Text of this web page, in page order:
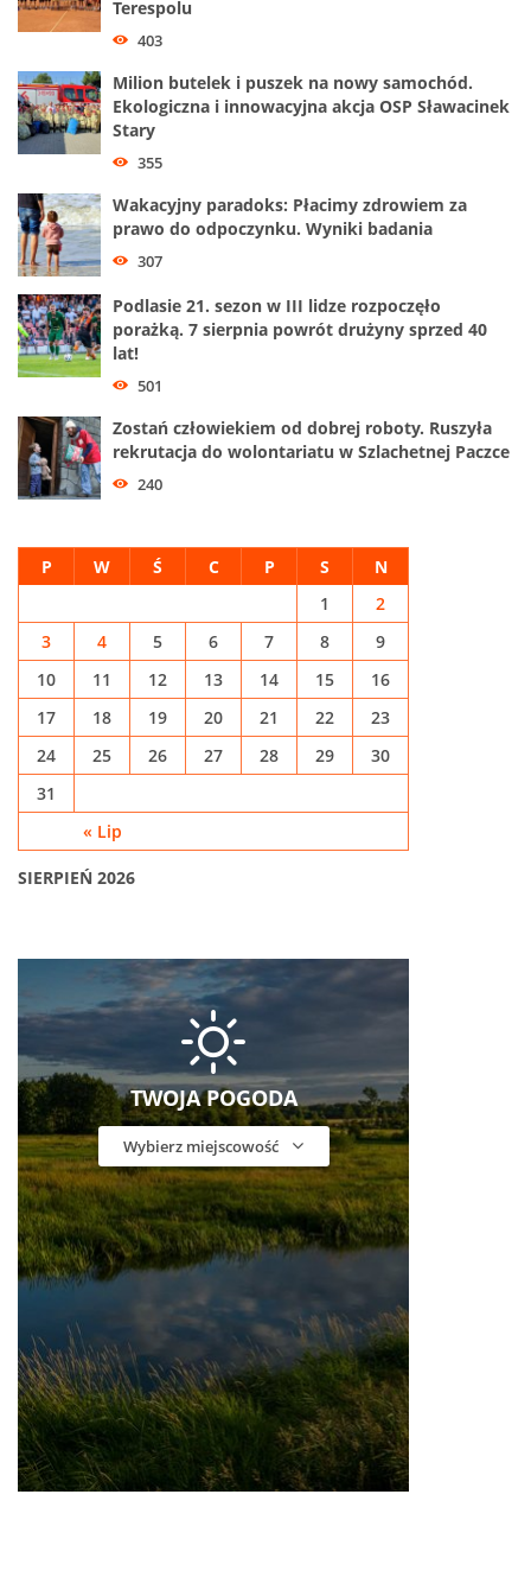
Terespolu
403
Milion butelek i puszek na nowy samochód.
Ekologiczna i innowacyjna akcja OSP Sławacinek
Stary
355
Wakacyjny paradoks: Płacimy zdrowiem za
prawo do odpoczynku. Wyniki badania
307
Podlasie 21. sezon w III lidze rozpoczęło
porażką. 7 sierpnia powrót drużyny sprzed 40
lat!
501
Zostań człowiekiem od dobrej roboty. Ruszyła
rekrutacja do wolontariatu w Szlachetnej Paczce
240
SIERPIEŃ 2026
P W Ś C P S N
« Lip
1
2
3
4 5 6 7 8
9
10
11 12 13 14 15
16
17
18 19 20 21 22
23
24
25 26 27 28 29
30
31
TWOJA POGODA
Wybierz miejscowość